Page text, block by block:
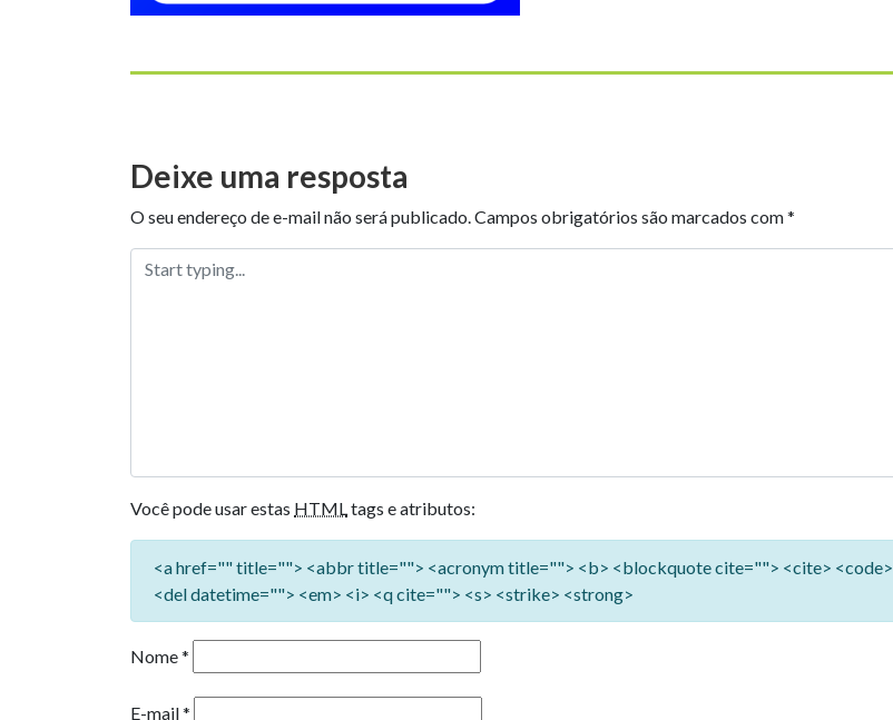
Deixe uma resposta
O seu endereço de e-mail não será publicado.Campos obrigatórios são marcados com*
Você pode usar estas HTMLtags e atributos:
<a href="" title=""> <abbr title=""> <acronym title=""> <b> <blockquote cite=""> <cite> <code>
<del datetime=""> <em> <i> <q cite=""> <s> <strike> <strong>
Nome*
E-mail*